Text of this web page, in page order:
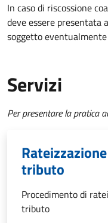
In caso di riscossione
deve essere presentata
soggetto
Servizi
Per presentare la pratica
tributo
Procedimento di
tributo